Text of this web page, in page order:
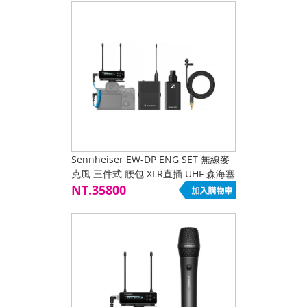
Sennheiser EW-DP ENG SET 無線麥
克風 三件式 腰包 XLR直插 UHF 森海塞
爾 SONY 公司貨
NT.35800